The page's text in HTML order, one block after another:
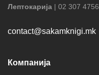
Лептокарија | 02 307 4756
contact@sakamknigi.mk
Компанија